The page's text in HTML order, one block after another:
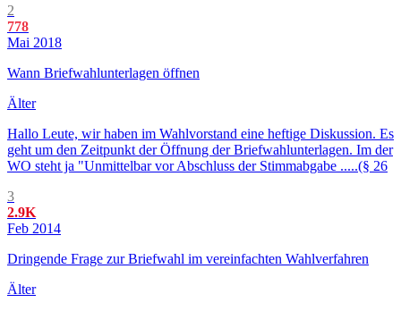
2
778
Mai 2018
Wann Briefwahlunterlagen öffnen
Älter
Hallo Leute, wir haben im Wahlvorstand eine heftige Diskussion. Es
geht um den Zeitpunkt der Öffnung der Briefwahlunterlagen. Im der
WO steht ja "Unmittelbar vor Abschluss der Stimmabgabe .....(§ 26
3
2.9K
Feb 2014
Dringende Frage zur Briefwahl im vereinfachten Wahlverfahren
Älter